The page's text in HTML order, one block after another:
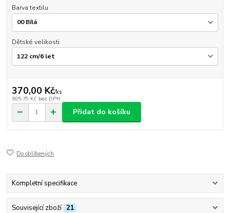
Barva textilu
Dětské velikosti
370,00 Kč/ks
305,79 Kč bez DPH
Přidat do košíku
Do oblíbených
Kompletní specifikace
Související zboží 21